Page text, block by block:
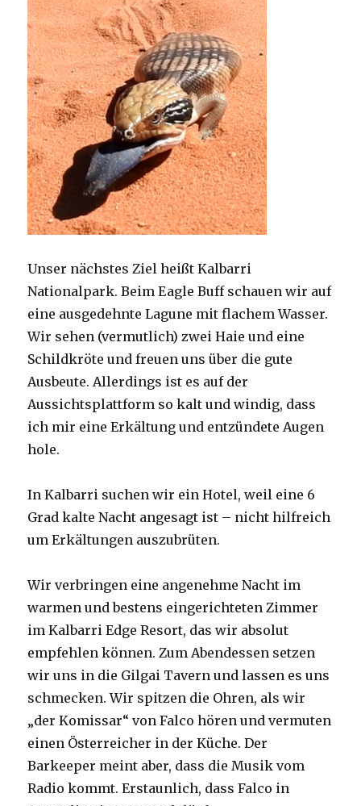
Unser nächstes Ziel heißt Kalbarri
Nationalpark. Beim Eagle Buff schauen wir auf
eine ausgedehnte Lagune mit flachem Wasser.
Wir sehen (vermutlich) zwei Haie und eine
Schildkröte und freuen uns über die gute
Ausbeute. Allerdings ist es auf der
Aussichtsplattform so kalt und windig, dass
ich mir eine Erkältung und entzündete Augen
hole.
In Kalbarri suchen wir ein Hotel, weil eine 6
Grad kalte Nacht angesagt ist – nicht hilfreich
um Erkältungen auszubrüten.
Wir verbringen eine angenehme Nacht im
warmen und bestens eingerichteten Zimmer
im Kalbarri Edge Resort, das wir absolut
empfehlen können. Zum Abendessen setzen
wir uns in die Gilgai Tavern und lassen es uns
schmecken. Wir spitzen die Ohren, als wir
„der Komissar“ von Falco hören und vermuten
einen Österreicher in der Küche. Der
Barkeeper meint aber, dass die Musik vom
Radio kommt. Erstaunlich, dass Falco in